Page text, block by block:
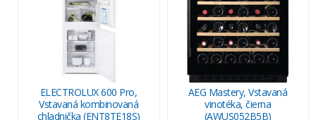
ELECTROLUX 600 Pro,
Vstavaná kombinovaná
chladnička (ENT8TE18S)
AEG Mastery, Vstavaná
vinotéka, čierna
(AWUS052B5B)